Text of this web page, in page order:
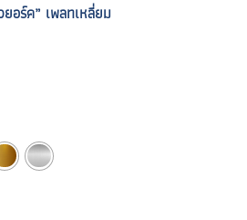
อร์ค” เพลทเหลี่ยม